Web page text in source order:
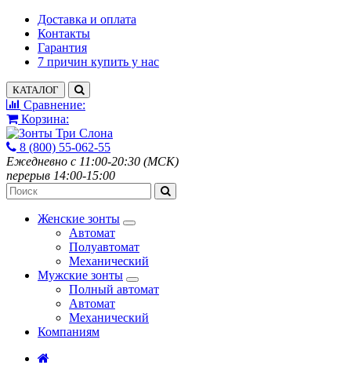
Доставка и оплата
Контакты
Гарантия
7 причин купить у нас
КАТАЛОГ
Сравнение:
Корзина:
8 (800) 55-062-55
Ежедневно с 11:00-20:30 (МСК)
перерыв 14:00-15:00
Женские зонты
Автомат
Полуавтомат
Механический
Мужские зонты
Полный автомат
Автомат
Механический
Компаниям